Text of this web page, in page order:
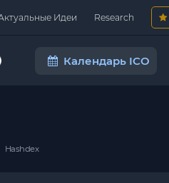
Идеи Research
Календарь ICO
Hashdex